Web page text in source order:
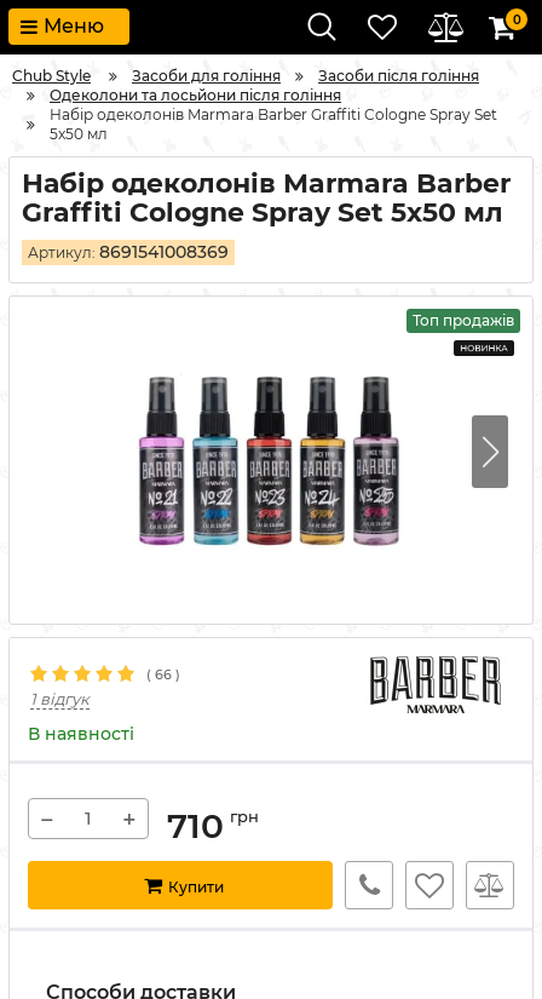
Меню 0
Chub Style Засоби для гоління
Засоби після гоління
Одеколони та лосьйони після гоління
Набір одеколонів Marmara Barber Graffiti Cologne Spray Set
5x50 мл
Набір одеколонів Marmara Barber
Graffiti Cologne Spray Set 5x50 мл
Артикул: 8691541008369
Топ продажів
( 66 )
1 відгук
В наявності
− + 710 грн
Купити
Способи доставки